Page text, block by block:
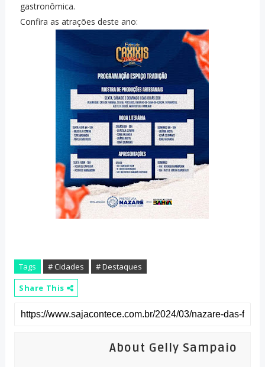
gastronômica.
Confira as atrações deste ano:
Tags # Cidades
# Destaques
Share This
About Gelly Sampaio